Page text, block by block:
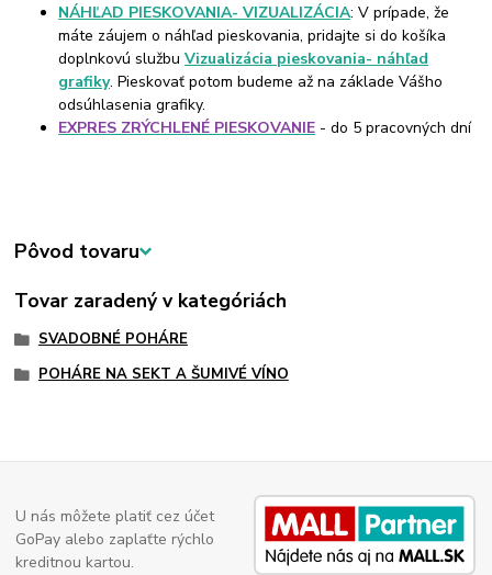
NÁHĽAD PIESKOVANIA- VIZUALIZÁCIA: V prípade, že
máte záujem o náhľad pieskovania, pridajte si do košíka
doplnkovú službuVizualizácia pieskovania- náhľad
grafiky. Pieskovať potom budeme až na základe Vášho
odsúhlasenia grafiky.
EXPRES ZRÝCHLENÉ PIESKOVANIE - do 5 pracovných dní
Pôvod tovaru
Tovar zaradený v kategóriách
SVADOBNÉ POHÁRE
POHÁRE NA SEKT A ŠUMIVÉ VÍNO
U nás môžete platiť cez účet
GoPay alebo zaplaťte rýchlo
kreditnou kartou.